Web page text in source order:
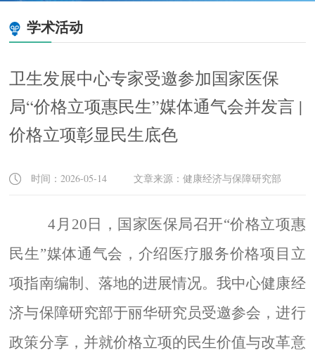
学术活动
卫生发展中心专家受邀参加国家医保
局“价格立项惠民生”媒体通气会并发言 |
价格立项彰显民生底色
时间：2026-05-14 文章来源：健康经济与保障研究部
4月20日，国家医保局召开“价格立项惠
民生”媒体通气会，介绍医疗服务价格项目立
项指南编制、落地的进展情况。我中心健康经
济与保障研究部于丽华研究员受邀参会，进行
政策分享，并就价格立项的民生价值与改革意